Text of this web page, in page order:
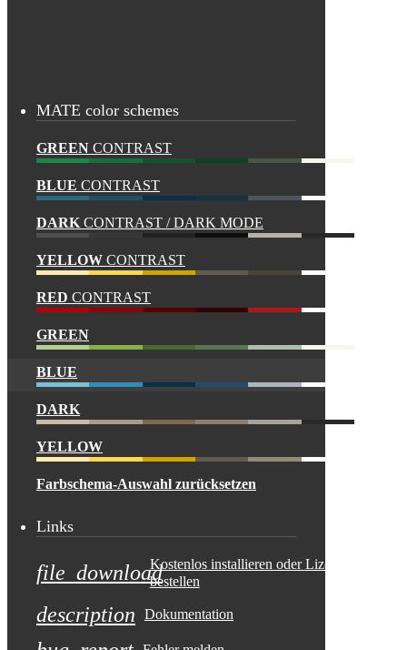
MATE color schemes
GREEN CONTRAST
BLUE CONTRAST
DARK CONTRAST / DARK MODE
YELLOW CONTRAST
RED CONTRAST
GREEN
BLUE
DARK
YELLOW
Farbschema-Auswahl zurücksetzen
Links
file_downloadKostenlos installieren oder Lizenz
bestellen
description Dokumentation